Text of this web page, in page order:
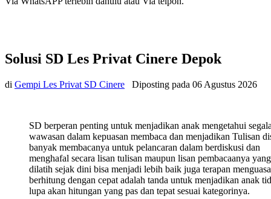
Solusi SD Les Privat Cinere Depok
di Gempi Les Privat SD Cinere Diposting pada 06 Agustus 2026
SD berperan penting untuk menjadikan anak mengetahui
wawasan dalam kepuasan membaca dan menjadikan Tulisan
banyak membacanya untuk pelancaran dalam berdiskusi dan
menghafal secara lisan tulisan maupun lisan pembacaanya yang
dilatih sejak dini bisa menjadi lebih baik juga terapan
berhitung dengan cepat adalah tanda untuk menjadikan anak
lupa akan hitungan yang pas dan tepat sesuai kategorinya.